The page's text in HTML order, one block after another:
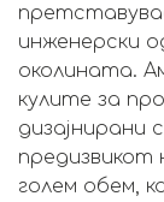
инженерски
околината.
кулите за
дизајнирани
предизвикот
голем обем,